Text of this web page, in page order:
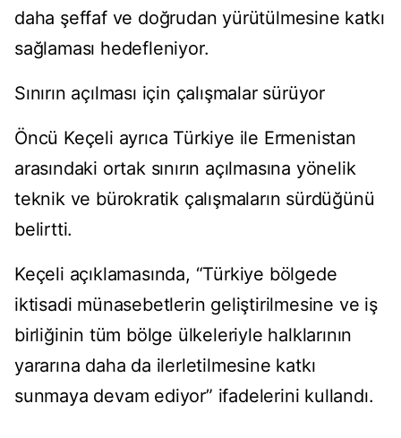
daha şeffaf ve doğrudan yürütülmesine katkı
sağlaması hedefleniyor.
Sınırın açılması için çalışmalar sürüyor
Öncü Keçeli ayrıca Türkiye ile Ermenistan
arasındaki ortak sınırın açılmasına yönelik
teknik ve bürokratik çalışmaların sürdüğünü
belirtti.
Keçeli açıklamasında, “Türkiye bölgede
iktisadi münasebetlerin geliştirilmesine ve iş
birliğinin tüm bölge ülkeleriyle halklarının
yararına daha da ilerletilmesine katkı
sunmaya devam ediyor” ifadelerini kullandı.